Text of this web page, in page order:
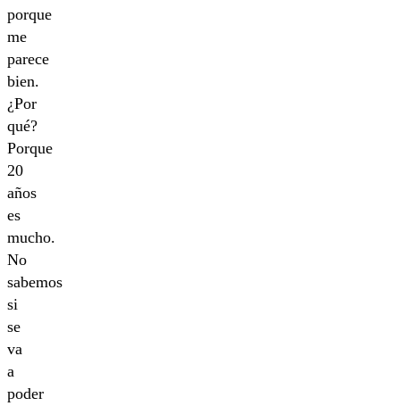
porque
me
parece
bien.
¿Por
qué?
Porque
20
años
es
mucho.
No
sabemos
si
se
va
a
poder